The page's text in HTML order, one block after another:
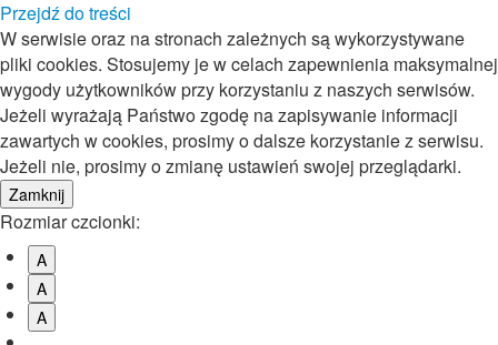
Przejdź do treści
W serwisie oraz na stronach zależnych są wykorzystywane
pliki cookies. Stosujemy je w celach zapewnienia maksymalnej
wygody użytkowników przy korzystaniu z naszych serwisów.
Jeżeli wyrażają Państwo zgodę na zapisywanie informacji
zawartych w cookies, prosimy o dalsze korzystanie z serwisu.
Jeżeli nie, prosimy o zmianę ustawień swojej przeglądarki.
Rozmiar czcionki:
A
A
A